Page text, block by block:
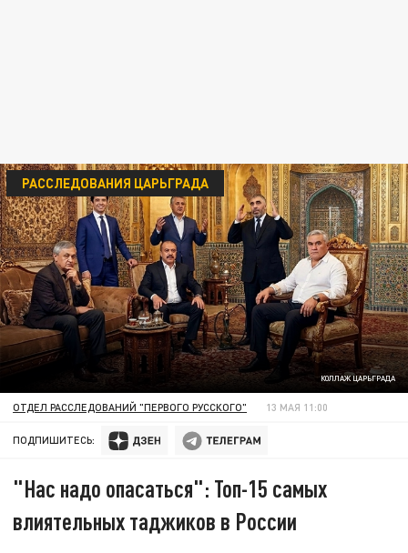
КОЛЛАЖ ЦАРЬГРАДА
РАССЛЕДОВАНИЯ ЦАРЬГРАДА
ОТДЕЛ РАССЛЕДОВАНИЙ "ПЕРВОГО РУССКОГО" 13 МАЯ 11:00
ПОДПИШИТЕСЬ:
"Нас надо опасаться": Топ-15 самых
влиятельных таджиков в России